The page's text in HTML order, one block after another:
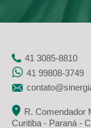
41 3085-8810
41 99808-3749
R. Comendador
Curitiba - Paraná -